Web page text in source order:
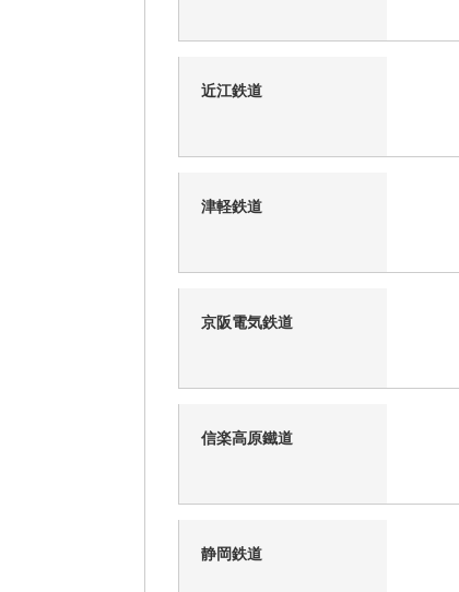
近江鉄道
津軽鉄道
京阪電気鉄道
信楽高原鐵道
静岡鉄道